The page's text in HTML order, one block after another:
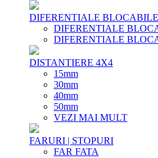
DIFERENTIALE
DIFERENTIALE
DIFERENTIALE
DISTANTIERE 4X4
15mm
30mm
40mm
50mm
VEZI MAI MULT
FARURI | STOPURI
FAR FATA